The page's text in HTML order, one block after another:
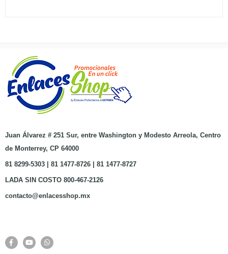
Juan Álvarez # 251 Sur, entre Washington y Modesto Arreola, Centro
de Monterrey, CP 64000
81 8299-5303 | 81 1477-8726 | 81 1477-8727
LADA SIN COSTO 800-467-2126
contacto@enlacesshop.mx